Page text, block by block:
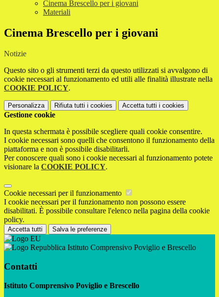
Cinema Brescello per i giovani
Materiali
Cinema Brescello per i giovani
Notizie
Questo sito o gli strumenti terzi da questo utilizzati si avvalgono di
cookie necessari al funzionamento ed utili alle finalità illustrate nella
COOKIE POLICY.
Personalizza Rifiuta tutti i cookies Accetta tutti i cookies
Gestione cookie
In questa schermata è possibile scegliere quali cookie consentire.
I cookie necessari sono quelli che consentono il funzionamento della
piattaforma e non è possibile disabilitarli.
Per conoscere quali sono i cookie necessari al funzionamento potete
visionare la COOKIE POLICY.
Cookie necessari per il funzionamento
I cookie necessari per il funzionamento non possono essere
disabilitati. È possibile consultare l'elenco nella pagina della cookie
policy.
Accetta tutti Salva le preferenze
Istituto Comprensivo Poviglio e Brescello
Contatti
Istituto Comprensivo Poviglio e Brescello